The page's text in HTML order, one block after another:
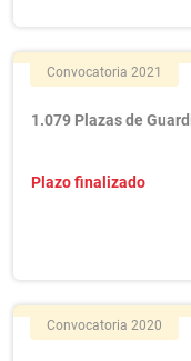
Convocatoria 2021
1.079 Plazas de
Plazo finalizado
Convocatoria 2020